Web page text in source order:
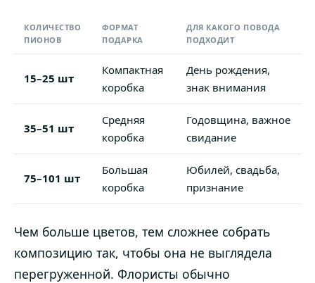
КОЛИЧЕСТВО
ПИОНОВ
ФОРМАТ
ПОДАРКА
ДЛЯ КАКОГО ПОВОДА
ПОДХОДИТ
15–25 шт
Компактная
коробка
День рождения,
знак внимания
35–51 шт
Средняя
коробка
Годовщина, важное
свидание
75–101 шт
Большая
коробка
Юбилей, свадьба,
признание
Чем больше цветов, тем сложнее собрать
композицию так, чтобы она не выглядела
перегруженной. Флористы обычно